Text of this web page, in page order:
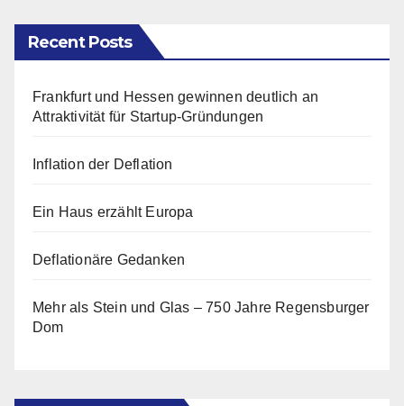
Recent Posts
Frankfurt und Hessen gewinnen deutlich an
Attraktivität für Startup-Gründungen
Inflation der Deflation
Ein Haus erzählt Europa
Deflationäre Gedanken
Mehr als Stein und Glas – 750 Jahre Regensburger
Dom